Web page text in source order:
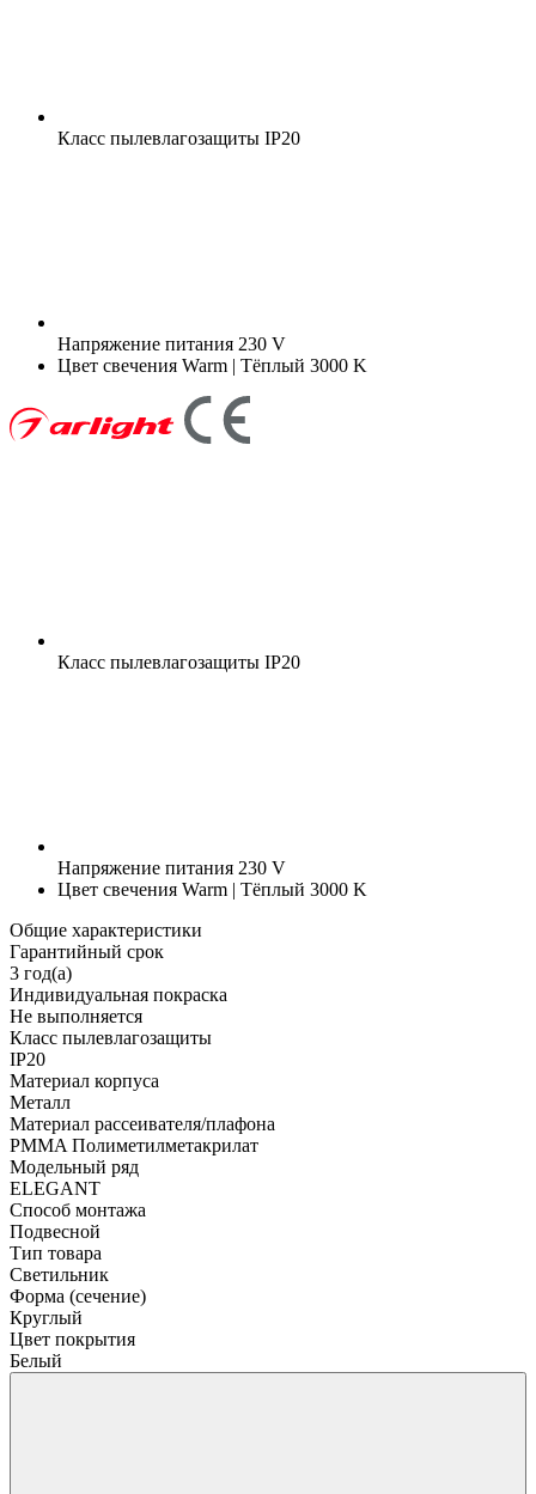
Класс пылевлагозащиты IP20
Напряжение питания 230 V
Цвет свечения Warm | Тёплый 3000 K
Класс пылевлагозащиты IP20
Напряжение питания 230 V
Цвет свечения Warm | Тёплый 3000 K
Общие характеристики
Гарантийный срок
3 год(а)
Индивидуальная покраска
Не выполняется
Класс пылевлагозащиты
IP20
Материал корпуса
Металл
Материал рассеивателя/плафона
PMMA Полиметилметакрилат
Модельный ряд
ELEGANT
Способ монтажа
Подвесной
Тип товара
Светильник
Форма (сечение)
Круглый
Цвет покрытия
Белый